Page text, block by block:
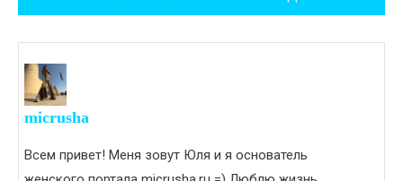
записям
micrusha
Всем привет! Меня зовут Юля и я основатель